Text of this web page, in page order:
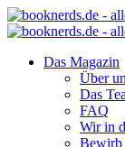
Das Magazin
Über
Das
FAQ
Wir in